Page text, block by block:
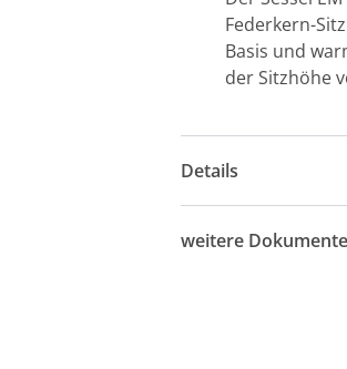
Federkern-
Basis und
der Sitzhöhe
Details
weitere Dokumente